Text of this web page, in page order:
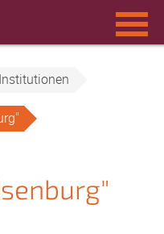
Institutionen